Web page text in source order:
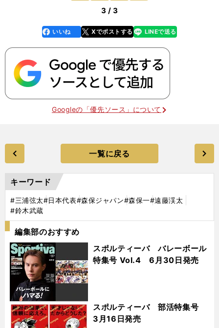
3 / 3
faceboo
k
いいね Xでポストする
line LINEで送る
Googleの「優先ソース」について
一覧に戻る
キーワード
#三浦弦太#日本代表#森保ジャパン#森保一#遠藤渓太
#鈴木武蔵
編集部のおすすめ
スポルティーバ バレーボール
特集号 Vol.4 6月30日発売
スポルティーバ 部活特集号
3月16日発売